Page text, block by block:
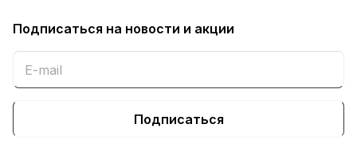
Подписаться на новости и акции
Подписаться